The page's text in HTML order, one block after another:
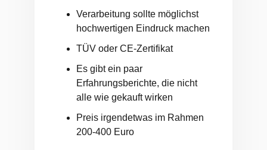
Verarbeitung sollte möglichst
hochwertigen Eindruck machen
TÜV oder CE-Zertifikat
Es gibt ein paar
Erfahrungsberichte, die nicht
alle wie gekauft wirken
Preis irgendetwas im Rahmen
200-400 Euro